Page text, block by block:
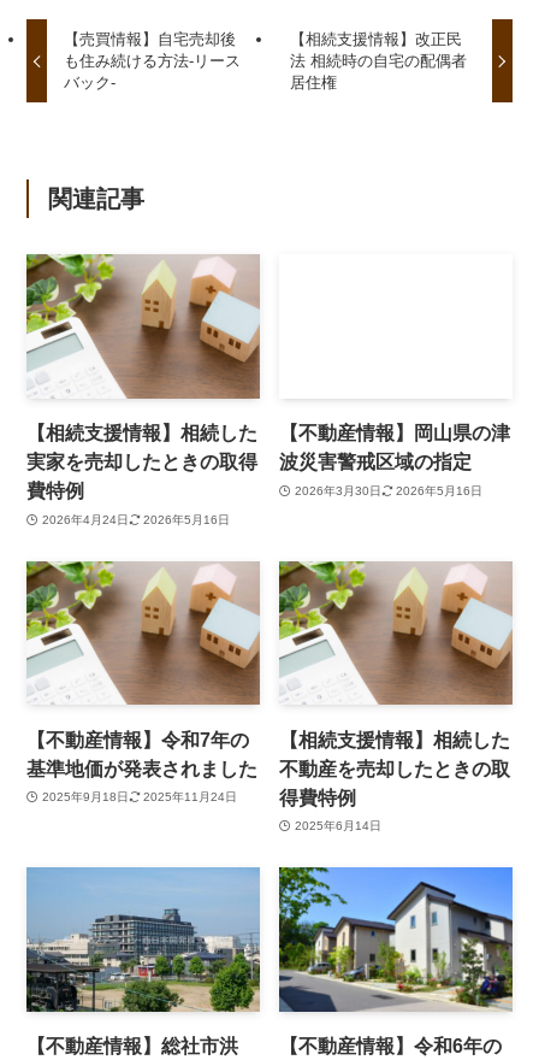
【売買情報】自宅売却後
も住み続ける方法-リース
バック-
【相続支援情報】改正民
法 相続時の自宅の配偶者
居住権
関連記事
【相続支援情報】相続した
実家を売却したときの取得
費特例
2026年4月24日 2026年5月16日
【不動産情報】岡山県の津
波災害警戒区域の指定
2026年3月30日 2026年5月16日
【不動産情報】令和7年の
基準地価が発表されました
2025年9月18日 2025年11月24日
【相続支援情報】相続した
不動産を売却したときの取
得費特例
2025年6月14日
【不動産情報】総社市洪
【不動産情報】令和6年の